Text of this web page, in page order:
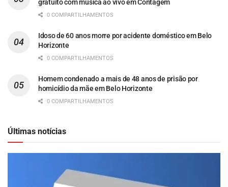
gratuito com música ao vivo em Contagem
0 COMPARTILHAMENTOS
Idoso de 60 anos morre por acidente doméstico em Belo
Horizonte
0 COMPARTILHAMENTOS
Homem condenado a mais de 48 anos de prisão por
homicídio da mãe em Belo Horizonte
0 COMPARTILHAMENTOS
Últimas notícias